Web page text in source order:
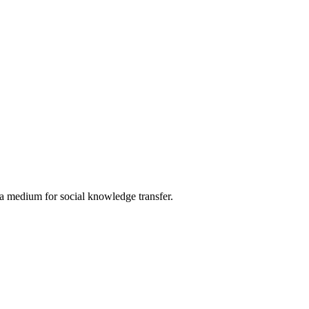
medium for social knowledge transfer.